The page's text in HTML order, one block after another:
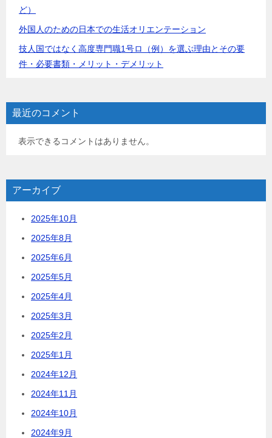
ど）
外国人のための日本での生活オリエンテーション
技人国ではなく高度専門職1号ロ（例）を選ぶ理由とその要
件・必要書類・メリット・デメリット
最近のコメント
表示できるコメントはありません。
アーカイブ
2025年10月
2025年8月
2025年6月
2025年5月
2025年4月
2025年3月
2025年2月
2025年1月
2024年12月
2024年11月
2024年10月
2024年9月